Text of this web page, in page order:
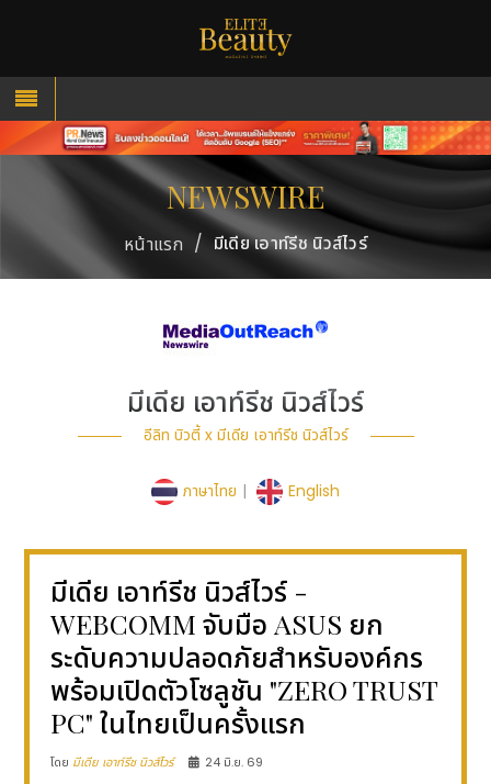
NEWSWIRE
หน้าแรก / มีเดีย เอาท์รีช นิวส์ไวร์
มีเดีย เอาท์รีช นิวส์ไวร์
อีลิท บิวตี้ x มีเดีย เอาท์รีช นิวส์ไวร์
ภาษาไทย | English
มีเดีย เอาท์รีช นิวส์ไวร์ -
WEBCOMM จับมือ ASUS ยก
ระดับความปลอดภัยสำหรับองค์กร
พร้อมเปิดตัวโซลูชัน "ZERO TRUST
PC" ในไทยเป็นครั้งแรก
โดย มีเดีย เอาท์รีช นิวส์ไวร์ 24 มิ.ย. 69